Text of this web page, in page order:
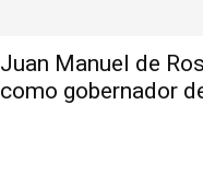
Juan Manuel de
como gobernador